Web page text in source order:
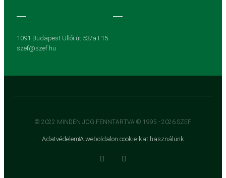
1091 Budapest Üllői út 53/a I.15.
szef@szef.hu
© 2022 MINDEN JOG FENNTARTVA © 1995 - 2026 SZEF
AdatvédelemA weboldalon cookie-kat használunk